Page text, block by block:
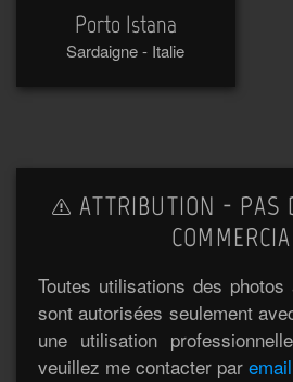
Porto Istana
Sardaigne - Italie
ATTRIBUTION - PAS
Toutes utilisations des
sont autorisées seulement
une utilisation
veuillez me contacter par email